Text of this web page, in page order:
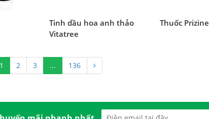
Tinh dầu hoa anh thảo
Vitatree
Thuốc Prizine
1 2 3 ... 136